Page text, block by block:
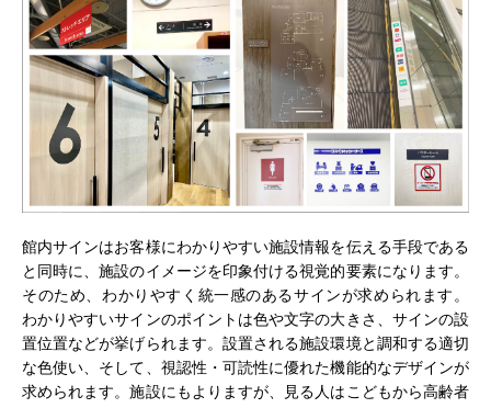
館内サインはお客様にわかりやすい施設情報を伝える手段である
と同時に、施設のイメージを印象付ける視覚的要素になります。
そのため、わかりやすく統一感のあるサインが求められます。
わかりやすいサインのポイントは色や文字の大きさ、サインの設
置位置などが挙げられます。設置される施設環境と調和する適切
な色使い、そして、視認性・可読性に優れた機能的なデザインが
求められます。施設にもよりますが、見る人はこどもから高齢者